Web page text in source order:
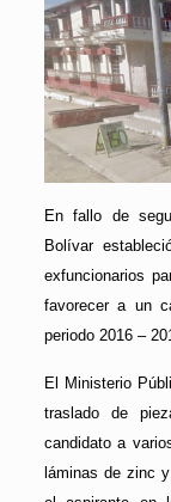
En fallo de
Bolívar
exfuncionarios
favorecer a un
periodo 2016 –
El Ministerio
traslado de
candidato a
láminas de zinc